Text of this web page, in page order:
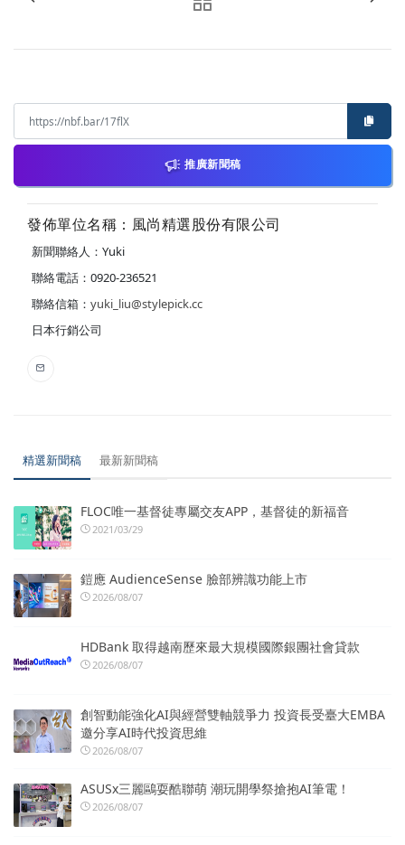
推廣新聞稿
發佈單位名稱：風尚精選股份有限公司
新聞聯絡人：Yuki
聯絡電話：0920-236521
聯絡信箱： yuki_liu@stylepick.cc
日本行銷公司
精選新聞稿 最新新聞稿
FLOC唯一基督徒專屬交友APP，基督徒的新福音
2021/03/29
鎧應 AudienceSense 臉部辨識功能上市
2026/08/07
HDBank 取得越南歷來最大規模國際銀團社會貸款
2026/08/07
創智動能強化AI與經營雙軸競爭力 投資長受臺大EMBA
邀分享AI時代投資思維
2026/08/07
ASUSx三麗鷗耍酷聯萌 潮玩開學祭搶抱AI筆電！
2026/08/07